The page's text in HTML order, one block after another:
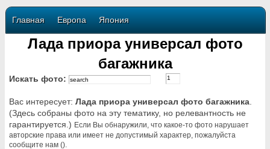
Главная Европа Япония
Лада приора универсал фото
багажника
Искать фото:
Вас интересует: Лада приора универсал фото багажника
(Здесь собраны фото на эту тематику, но релевантность не
гарантируется.) Если Вы обнаружили, что какое-то фото нарушает
авторские права или имеет не допустимый характер, пожалуйста
сообщите нам ().